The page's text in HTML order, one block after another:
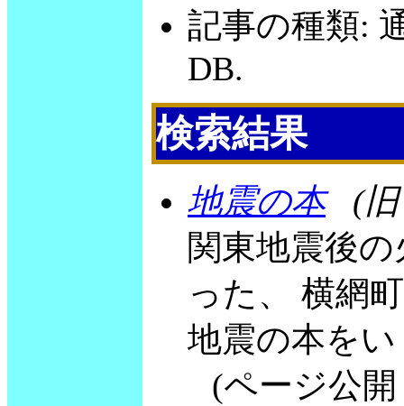
記事の種類:
DB.
検索結果
地震の本
(
関東地震後
った、 横網
地震の本を
(ページ公開